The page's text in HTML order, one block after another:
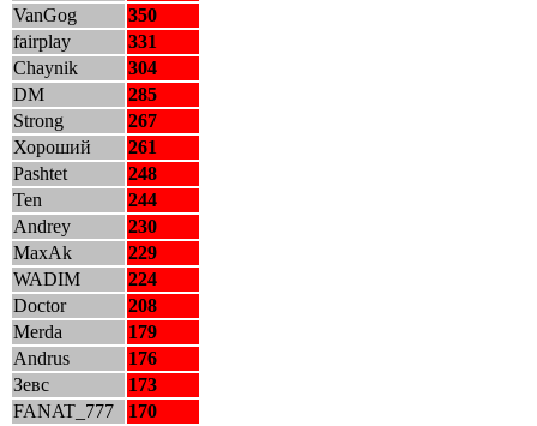
VanGog
350
fairplay
331
Chaynik
304
DM
285
Strong
267
Хороший
261
Pashtet
248
Ten
244
Andrey
230
MaxAk
229
WADIM
224
Doctor
208
Merda
179
Andrus
176
Зевс
173
FANAT_777
170